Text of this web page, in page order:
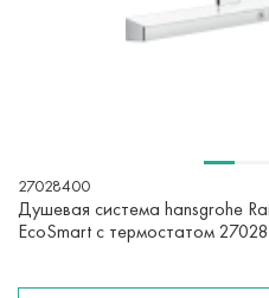
27028400
Душевая система hansgrohe
EcoSmart с термостатом